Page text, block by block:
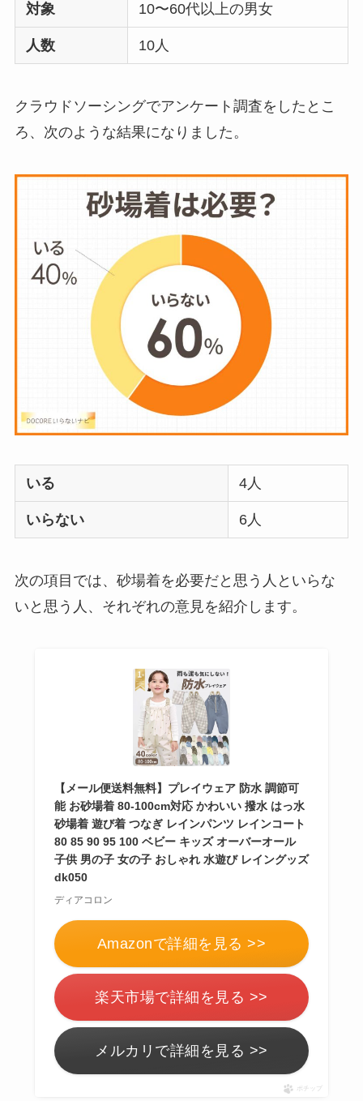
燥機や掃除機など
い？どうしてる？代
い？
ウォーターテーブル
し手作り
ってよかった？
オイルポットはいる
いらない？やめた人
は？代用品
めを使用者に聞いて
みた
敷きパッドシーツは
いらないしダサい？
敷きパッドだけで寝
るのはどう？代わり
おむつ用ゴミ箱はい
できるか調べてみた
対象 10〜60代以上の男女
人数 10人
クラウドソーシングでアンケート調査をしたとこ
ろ、次のような結果になりました。
いる 4人
いらない 6人
次の項目では、砂場着を必要だと思う人といらな
いと思う人、それぞれの意見を紹介します。
【メール便送料無料】プレイウェア 防水 調節可
能 お砂場着 80-100cm対応 かわいい 撥水 はっ水
砂場着 遊び着 つなぎ レインパンツ レインコート
80 85 90 95 100 ベビー キッズ オーバーオール
子供 男の子 女の子 おしゃれ 水遊び レイングッズ
dk050
ディアコロン
Amazonで詳細を見る >>
楽天市場で詳細を見る >>
メルカリで詳細を見る >>
ポチップ